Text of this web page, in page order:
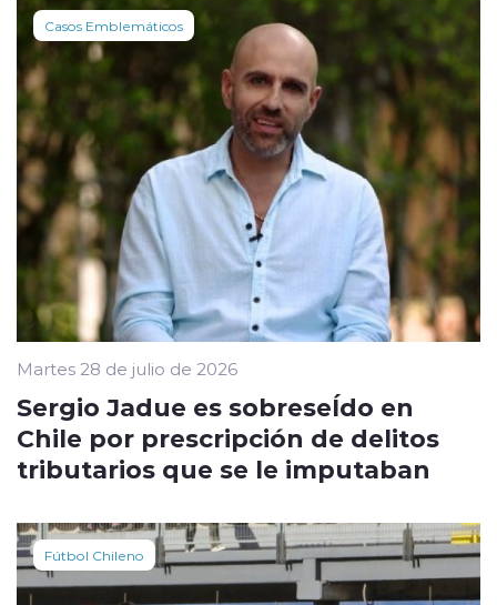
Casos Emblemáticos
Martes 28 de julio de 2026
Sergio Jadue es sobreseÍdo en
Chile por prescripción de delitos
tributarios que se le imputaban
Fútbol Chileno